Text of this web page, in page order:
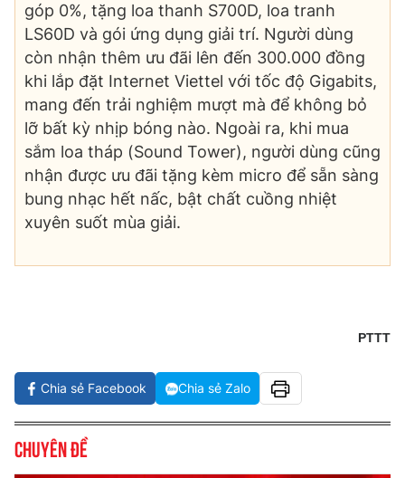
góp 0%, tặng loa thanh S700D, loa tranh
LS60D và gói ứng dụng giải trí. Người dùng
còn nhận thêm ưu đãi lên đến 300.000 đồng
khi lắp đặt Internet Viettel với tốc độ Gigabits,
mang đến trải nghiệm mượt mà để không bỏ
lỡ bất kỳ nhịp bóng nào. Ngoài ra, khi mua
sắm loa tháp (Sound Tower), người dùng cũng
nhận được ưu đãi tặng kèm micro để sẵn sàng
bung nhạc hết nấc, bật chất cuồng nhiệt
xuyên suốt mùa giải.
PTTT
Chia sẻ Facebook Chia sẻ Zalo
Chuyên đề